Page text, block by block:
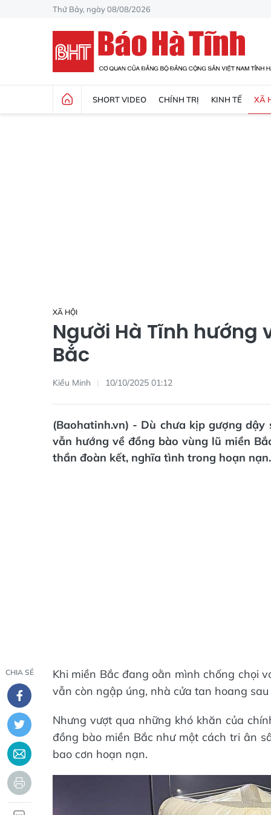
Thứ Bảy, ngày 08/08/2026
SHORT VIDEO CHÍNH TRỊ KINH TẾ XÃ
XÃ HỘI
Người Hà Tĩnh
Bắc
Kiều Minh 10/10/2025 01:12
(Baohatinh.vn) - Dù chưa kịp gượng
vẫn hướng về đồng bào vùng lũ miền
thần đoàn kết, nghĩa tình trong hoạn nạn.
CHIA SẺ
Khi miền Bắc đang oằn mình chống chọi
vẫn còn ngập úng, nhà cửa tan hoang
Nhưng vượt qua những khó khăn của
đồng bào miền Bắc như một cách tri ân
bao cơn hoạn nạn.